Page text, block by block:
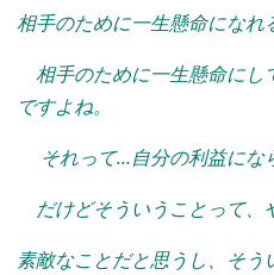
相手のために一生懸命になれ
相手のために一生懸命にし
ですよね。
それって…自分の利益にな
だけどそういうことって、
素敵なことだと思うし、 そう